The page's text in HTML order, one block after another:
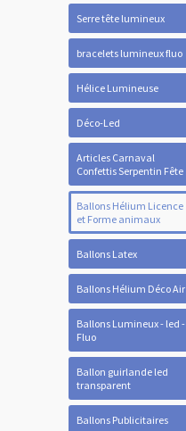
Serre tête lumineux
bracelets lumineux fluo
Hélice Lumineuse
Déco-Led
Articles Carnaval
Confettis Serpentin Fête
Ballons Hélium Licence
et Forme animaux
Ballons Latex
Ballons Hélium Déco Air
Ballons Lumineux - led -
Fluo
Ballon guirlande led
transparent
Ballons Publicitaires